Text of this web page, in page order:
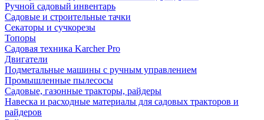
Ручной садовый инвентарь
Садовые и строительные тачки
Секаторы и сучкорезы
Топоры
Садовая техника Karcher Pro
Двигатели
Подметальные машины с ручным управлением
Промышленные пылесосы
Садовые, газонные тракторы, райдеры
Навеска и расходные материалы для садовых тракторов и
райдеров